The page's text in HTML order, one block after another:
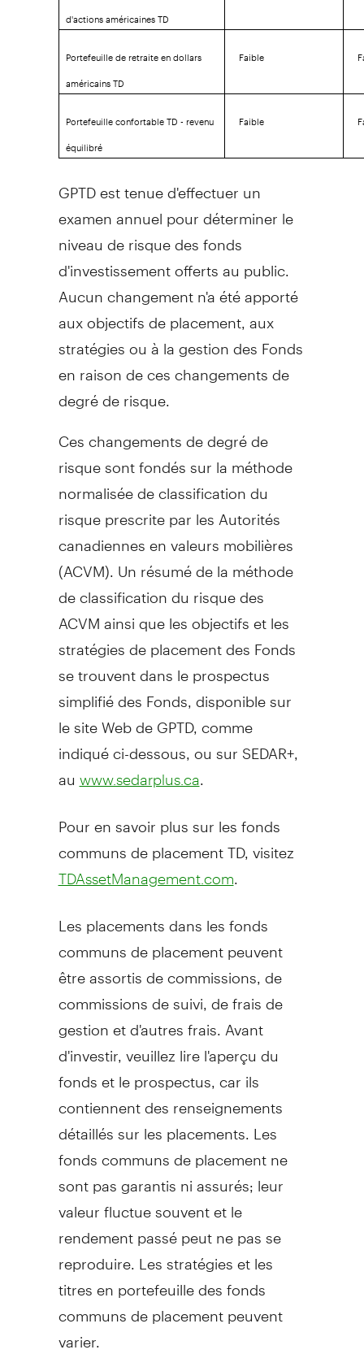
d'actions américaines TD
Portefeuille de retraite en dollars
américains TD
Faible
Portefeuille confortable TD - revenu
équilibré
Faible
GPTD est tenue d'effectuer un
examen annuel pour déterminer le
niveau de risque des fonds
d'investissement offerts au public.
Aucun changement n'a été apporté
aux objectifs de placement, aux
stratégies ou à la gestion des Fonds
en raison de ces changements de
degré de risque.
Ces changements de degré de
risque sont fondés sur la méthode
normalisée de classification du
risque prescrite par les Autorités
canadiennes en valeurs mobilières
(ACVM). Un résumé de la méthode
de classification du risque des
ACVM ainsi que les objectifs et les
stratégies de placement des Fonds
se trouvent dans le prospectus
simplifié des Fonds, disponible sur
le site Web de GPTD, comme
indiqué ci-dessous, ou sur SEDAR+,
au www.sedarplus.ca
Pour en savoir plus sur les fonds
communs de placement TD, visitez
TDAssetManagement.com
Les placements dans les fonds
communs de placement peuvent
être assortis de commissions, de
commissions de suivi, de frais de
gestion et d'autres frais. Avant
d'investir, veuillez lire l'aperçu du
fonds et le prospectus, car ils
contiennent des renseignements
détaillés sur les placements. Les
fonds communs de placement ne
sont pas garantis ni assurés; leur
valeur fluctue souvent et le
rendement passé peut ne pas se
reproduire. Les stratégies et les
titres en portefeuille des fonds
communs de placement peuvent
varier.